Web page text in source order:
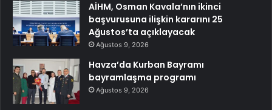
AİHM, Osman Kavala’nın ikinci
başvurusuna ilişkin kararını 25
Ağustos’ta açıklayacak
Ağustos 9, 2026
Havza’da Kurban Bayramı
bayramlaşma programı
Ağustos 9, 2026